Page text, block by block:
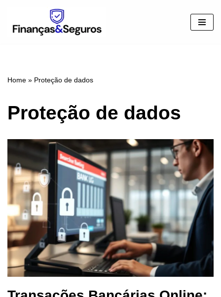
Pular
Home » Proteção de dados
Proteção de dados